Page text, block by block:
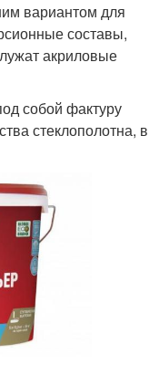
вариантом для
составы,
акриловые
собой фактуру
стеклополотна, в